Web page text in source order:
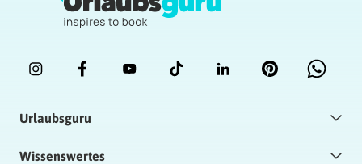
Wir hatten bei unserem Flug mit Qatar
jeweils über 70 € Gebühr reserviert. Beim
Service“) ist nicht mal bereit, für diesen Platz
die Reservierungskosten von 71,94 € zu
Urlaubsguru
Wissenswertes